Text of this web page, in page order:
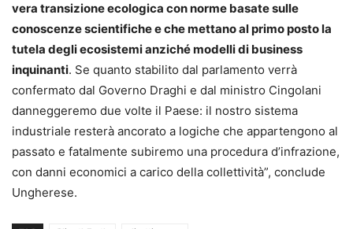
vera transizione ecologica con norme basate sulle
conoscenze scientifiche e che mettano al primo posto la
tutela degli ecosistemi anziché modelli di business
inquinanti. Se quanto stabilito dal parlamento verrà
confermato dal Governo Draghi e dal ministro Cingolani
danneggeremo due volte il Paese: il nostro sistema
industriale resterà ancorato a logiche che appartengono al
passato e fatalmente subiremo una procedura d’infrazione,
con danni economici a carico della collettività”, conclude
Ungherese.